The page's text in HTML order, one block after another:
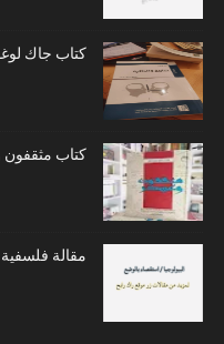
كتاب جاك
كتاب
مقالة فلسفية